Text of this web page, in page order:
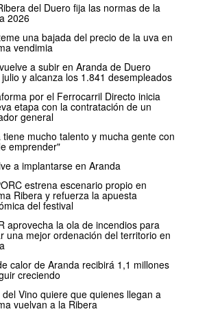
del Duero fija las normas de la
2026
una bajada del precio de la uva en
vendimia
a subir en Aranda de Duero
y alcanza los 1.841 desempleados
por el Ferrocarril Directo inicia
etapa con la contratación de un
general
tiene mucho talento y mucha gente con
emprender"
a implantarse en Aranda
estrena escenario propio en
Ribera y refuerza la apuesta
del festival
aprovecha la ola de incendios para
una mejor ordenación del territorio en
calor de Aranda recibirá 1,1 millones
creciendo
del Vino quiere que quienes llegan a
vuelvan a la Ribera